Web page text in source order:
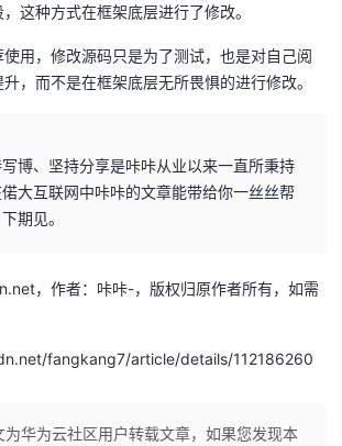
这种方式在框架底层进行了修改。
用，修改源码只是为了测试，也是对自己阅
，而不是在框架底层无所畏惧的进行修改。
博、坚持分享是咔咔从业以来一直所秉持
大互联网中咔咔的文章能带给你一丝丝帮
期见。
，作者：咔咔-，版权归原作者所有，如需
fangkang7/article/details/112186260
为华为云社区用户转载文章，如果您发现本